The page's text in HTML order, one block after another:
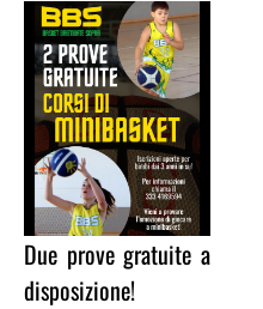
Due prove gratuite a
disposizione!